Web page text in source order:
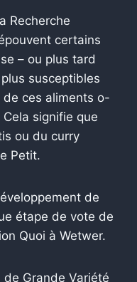
Recherche
certains
– ou plus tard
susceptibles
ces aliments o-
signifie que
ou du curry
Petit.
de
étape de vote de
Quoi à Wetwer.
de Grande Variété